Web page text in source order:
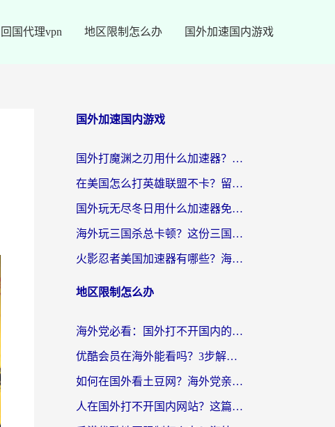
回国代理vpn 地区限制怎么办 国外加速国内游戏
国外加速国内游戏
国外打魔渊之刃用什么加速器？2026海外玩家国服游戏加速全攻略（附闪耀暖暖&复苏的魔女避坑指南）
在美国怎么打英雄联盟不卡？留学生亲测的国服游戏加速全攻略
国外玩无尽冬日用什么加速器免费？海外党国服游戏加速避坑指南
海外玩三国杀总卡顿？这份三国杀游戏加速器指南帮你告别延迟烦恼
火影忍者美国加速器有哪些？海外党亲测的国服游戏加速全攻略（含菲律宾玩三国之刃守望黎明技巧）
地区限制怎么办
海外党必看：国外打不开国内的app怎么办？3步解决你的乡愁
优酷会员在海外能看吗？3步解决海外追剧难题，附实测好用加速器推荐
如何在国外看土豆网？海外党亲测有效的追剧加速器选择指南
人在国外打不开国内网站？这篇攻略帮你无缝解锁国内资源（附交管12123使用技巧）